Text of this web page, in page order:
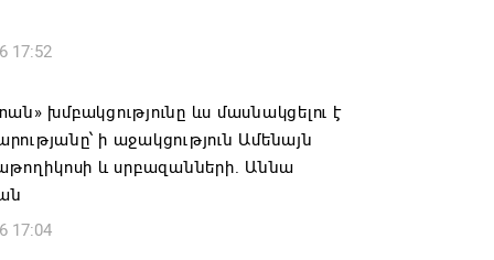
17:52
խմբակցությունը ևս մասնակցելու է
ի աջակցություն Ամենայն
և սրբազանների. Աննա
17:04